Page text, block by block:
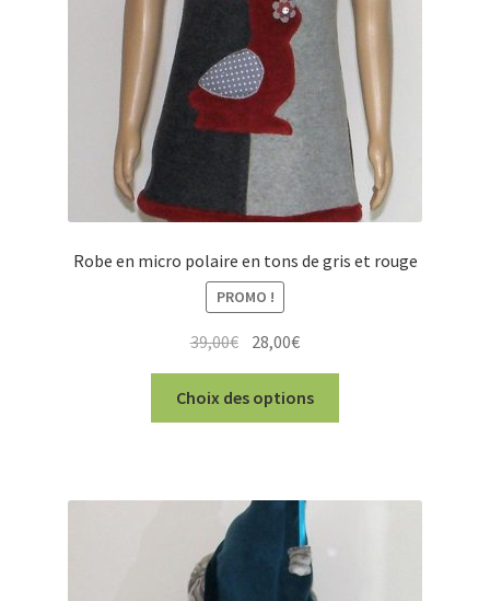
Robe en micro polaire en tons de gris et rouge
PROMO !
39,00€ Le
prix
initial
était :
28,00€Le
prix
actuel
est :
Choix des options
variations.